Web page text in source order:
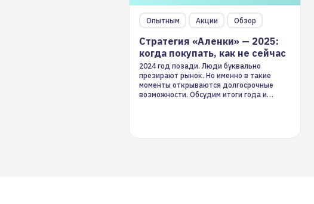
Опытным Акции Обзор
Стратегия «Аленки» — 2025:
когда покупать, как не сейчас
2024 год позади. Люди буквально
презирают рынок. Но именно в такие
моменты открываются долгосрочные
возможности. Обсудим итоги года и